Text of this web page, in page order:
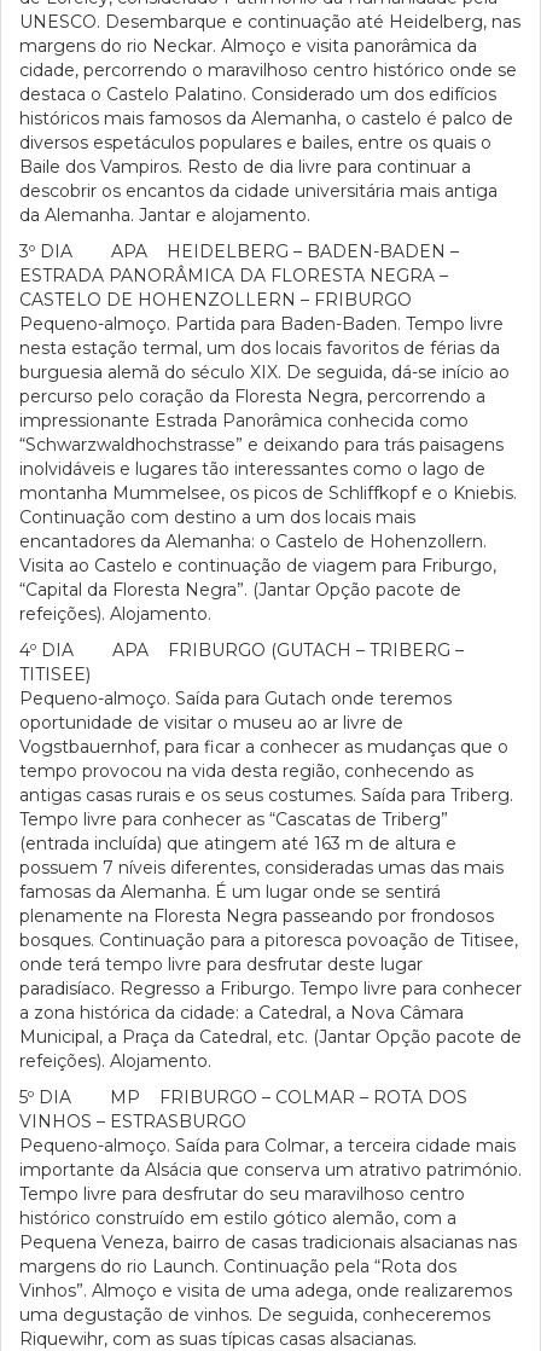
UNESCO. Desembarque e continuação até Heidelberg, nas
margens do rio Neckar. Almoço e visita panorâmica da
cidade, percorrendo o maravilhoso centro histórico onde se
destaca o Castelo Palatino. Considerado um dos edifícios
históricos mais famosos da Alemanha, o castelo é palco de
diversos espetáculos populares e bailes, entre os quais o
Baile dos Vampiros. Resto de dia livre para continuar a
descobrir os encantos da cidade universitária mais antiga
da Alemanha. Jantar e alojamento.
3º DIA APA HEIDELBERG – BADEN-BADEN –
ESTRADA PANORÂMICA DA FLORESTA NEGRA –
CASTELO DE HOHENZOLLERN – FRIBURGO
Pequeno-almoço. Partida para Baden-Baden. Tempo livre
nesta estação termal, um dos locais favoritos de férias da
burguesia alemã do século XIX. De seguida, dá-se início ao
percurso pelo coração da Floresta Negra, percorrendo a
impressionante Estrada Panorâmica conhecida como
“Schwarzwaldhochstrasse” e deixando para trás paisagens
inolvidáveis e lugares tão interessantes como o lago de
montanha Mummelsee, os picos de Schliffkopf e o Kniebis.
Continuação com destino a um dos locais mais
encantadores da Alemanha: o Castelo de Hohenzollern.
Visita ao Castelo e continuação de viagem para Friburgo,
“Capital da Floresta Negra”. (Jantar Opção pacote de
refeições). Alojamento.
4º DIA APA FRIBURGO (GUTACH – TRIBERG –
TITISEE)
Pequeno-almoço. Saída para Gutach onde teremos
oportunidade de visitar o museu ao ar livre de
Vogstbauernhof, para ficar a conhecer as mudanças que o
tempo provocou na vida desta região, conhecendo as
antigas casas rurais e os seus costumes. Saída para Triberg.
Tempo livre para conhecer as “Cascatas de Triberg”
(entrada incluída) que atingem até 163 m de altura e
possuem 7 níveis diferentes, consideradas umas das mais
famosas da Alemanha. É um lugar onde se sentirá
plenamente na Floresta Negra passeando por frondosos
bosques. Continuação para a pitoresca povoação de Titisee,
onde terá tempo livre para desfrutar deste lugar
paradisíaco. Regresso a Friburgo. Tempo livre para conhecer
a zona histórica da cidade: a Catedral, a Nova Câmara
Municipal, a Praça da Catedral, etc. (Jantar Opção pacote de
refeições). Alojamento.
5º DIA MP FRIBURGO – COLMAR – ROTA DOS
VINHOS – ESTRASBURGO
Pequeno-almoço. Saída para Colmar, a terceira cidade mais
importante da Alsácia que conserva um atrativo património.
Tempo livre para desfrutar do seu maravilhoso centro
histórico construído em estilo gótico alemão, com a
Pequena Veneza, bairro de casas tradicionais alsacianas nas
margens do rio Launch. Continuação pela “Rota dos
Vinhos”. Almoço e visita de uma adega, onde realizaremos
uma degustação de vinhos. De seguida, conheceremos
Riquewihr, com as suas típicas casas alsacianas.